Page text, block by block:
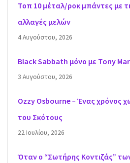
Τοπ 10 μέταλ/ροκ μπάντες με
αλλαγές μελών
4 Αυγούστου, 2026
Black Sabbath μόνο με Tony
3 Αυγούστου, 2026
Ozzy Osbourne – Ένας χρόνος
του Σκότους
22 Ιουλίου, 2026
Όταν ο “Σωτήρης Κοντιζάς”